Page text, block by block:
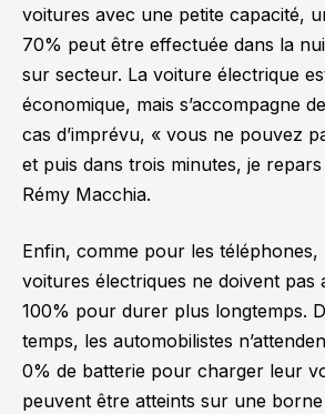
voitures avec une petite capacité,
70% peut être effectuée dans la
sur secteur. La voiture électrique
économique, mais s’accompagne
cas d’imprévu, « vous ne pouvez
et puis dans trois minutes, je
Rémy Macchia.
Enfin, comme pour les téléphones,
voitures électriques ne doivent pas
100% pour durer plus longtemps.
temps, les automobilistes
0% de batterie pour charger leur
peuvent être atteints sur une